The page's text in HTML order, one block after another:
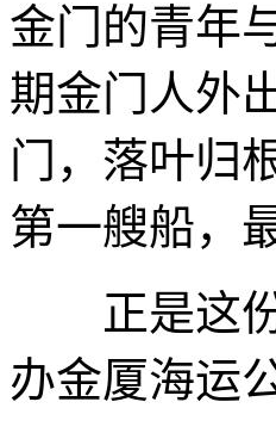
金门的青年
期金门人外
门，落叶归
第一艘船，
正是这份
办金厦海运